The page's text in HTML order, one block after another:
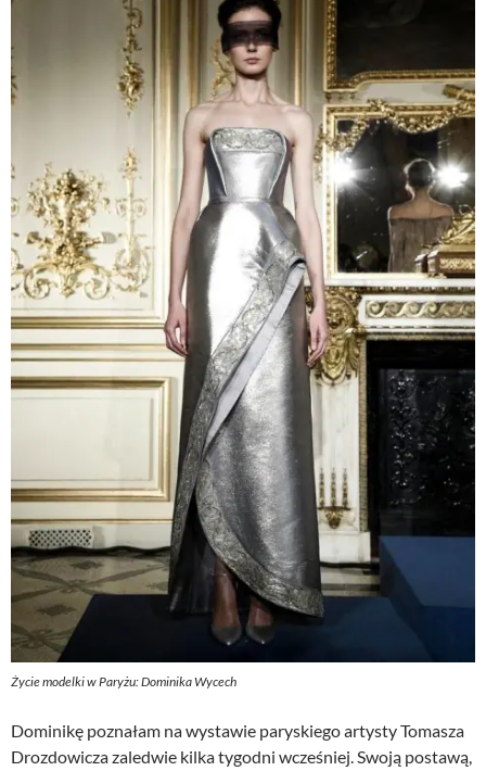
Życie modelki w Paryżu: Dominika Wycech
Dominikę poznałam na wystawie paryskiego artysty Tomasza
Drozdowicza zaledwie kilka tygodni wcześniej. Swoją postawą,